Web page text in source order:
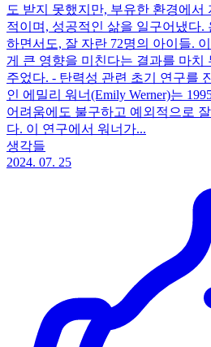
도 받지 못했지만, 부유한 환경에서
적이며, 성공적인 삶을 일구어냈다.
하면서도, 잘 자란 72명의 아이들.
게 큰 영향을 미친다는 결과를 마치
주었다. - 탄력성 관련 초기 연구를
인 에밀리 워너(Emily Werner)는
어려움에도 불구하고 예외적으로
다. 이 연구에서 워너가...
생각들
2024. 07. 25